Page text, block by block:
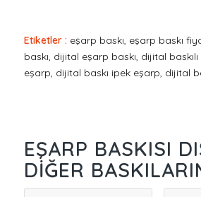
Etiketler : eşarp baskı, eşarp baskı
baskı, dijital eşarp baskı, dijital
eşarp, dijital baskı ipek eşarp, dijital
EŞARP BASKISI
DIĞER